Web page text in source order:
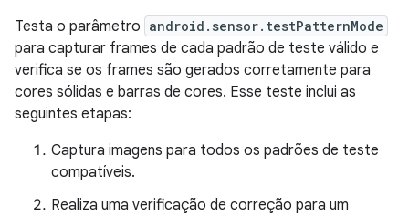
Testa o parâmetro android.sensor.testPatternMode
para capturar frames de cada padrão de teste válido e
verifica se os frames são gerados corretamente para
cores sólidas e barras de cores. Esse teste inclui as
seguintes etapas:
Captura imagens para todos os padrões de teste
compatíveis.
Realiza uma verificação de correção para um